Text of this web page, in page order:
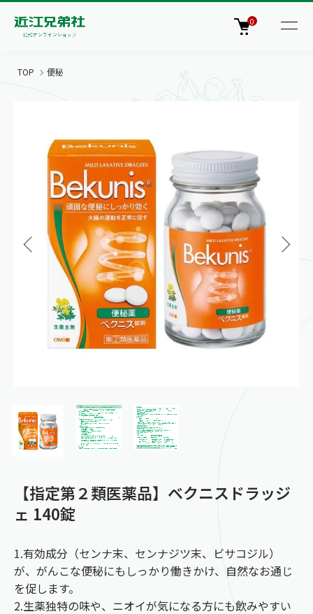
0
TOP 便秘
【指定第２類医薬品】ベクニスドラッジ
ェ 140錠
1.有効成分（センナ末、センナジツ末、ビサコジル）
が、がんこな便秘にもしっかり働きかけ、自然なお通じ
を促します。
2.生薬独特の味や、ニオイが気になる方にも飲みやすい